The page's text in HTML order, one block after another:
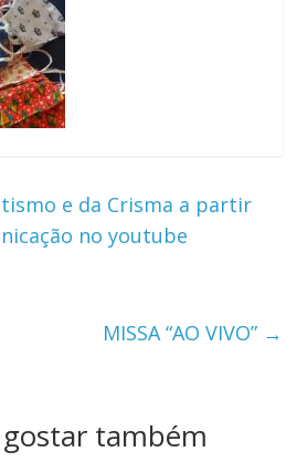
e da Crisma a partir
no youtube
MISSA “AO VIVO” →
também